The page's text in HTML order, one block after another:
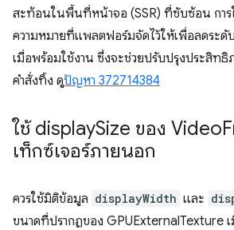
สะท้อนในพื้นที่หน้าจอ (SSR) ที่ซับซ้อน การ
ความหมายที่แพลตฟอร์มจัดไว้ให้เพื่อลดระดับ
เมื่อพร้อมใช้งาน ซึ่งจะช่วยปรับปรุงประสิท
คำสั่งทิ้ง ดูปัญหา 372714384
ใช้ displaySize ของ Video
เท็กซ์เจอร์ภายนอก
ควรใช้มิติข้อมูล displayWidth และ
ขนาดที่ปรากฏของ GPUExternalTexture เ